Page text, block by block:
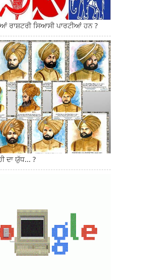
ਰਾਸ਼ਟਰੀ ਸਿਆਸੀ ਪਾਰਟੀਆਂ ਹਨ ?
ਦਾ ਯੁੱਧ... ?